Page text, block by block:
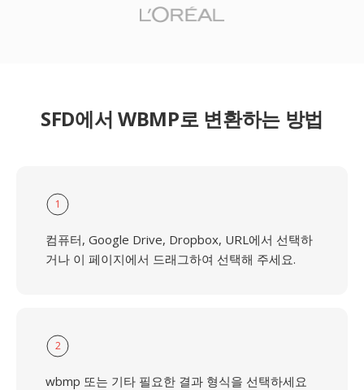
SFD에서 WBMP로 변환하는 방법
1
컴퓨터, Google Drive, Dropbox, URL에서 선택하
거나 이 페이지에서 드래그하여 선택해 주세요.
2
wbmp 또는 기타 필요한 결과 형식을 선택하세요